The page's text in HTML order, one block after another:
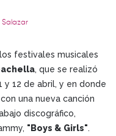
Salazar
festivales musicales
, que se realizó
y 12 de abril, y en donde
una nueva canción
discográfico,
"Boys & Girls".